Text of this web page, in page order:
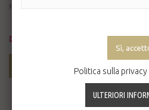
Mini Piastra ideale per finitura e capelli corti
Disponibile
AGGIUNGI AL
Politica sulla